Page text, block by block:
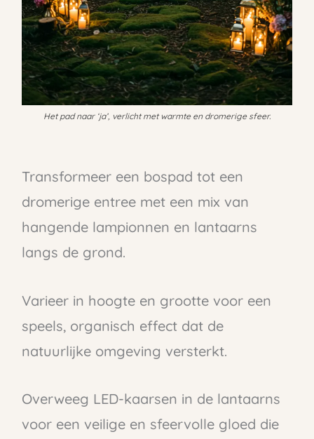
Het pad naar ‘ja’, verlicht met warmte en dromerige sfeer.
Transformeer een bospad tot een
dromerige entree met een mix van
hangende lampionnen en lantaarns
langs de grond.
Varieer in hoogte en grootte voor een
speels, organisch effect dat de
natuurlijke omgeving versterkt.
Overweeg LED-kaarsen in de lantaarns
voor een veilige en sfeervolle gloed die